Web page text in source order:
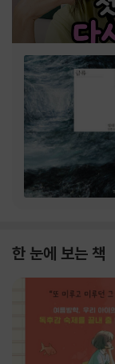
한 눈에 보는 책